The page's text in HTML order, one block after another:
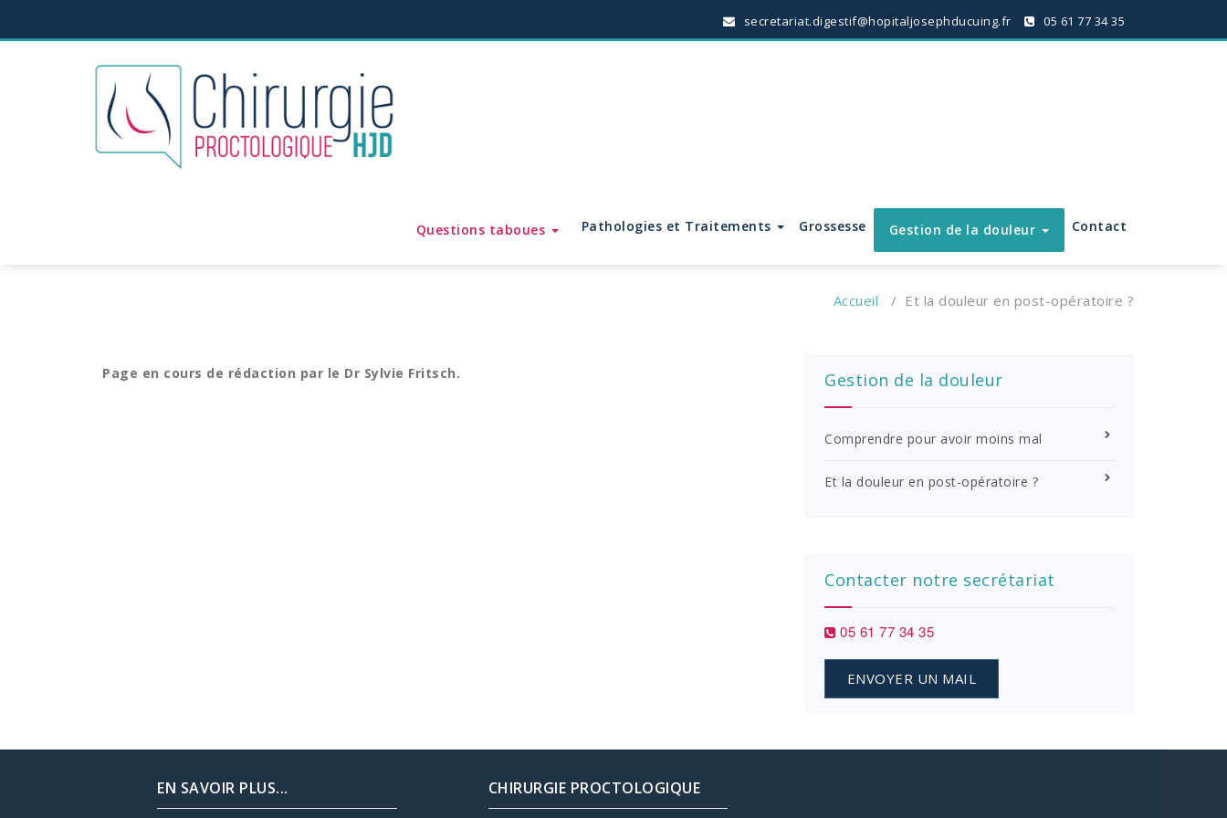
secretariat.digestif@hopitaljosephducuing.fr 05 61 77 34 35
Questions taboues Pathologies et Traitements Grossesse Gestion de la douleur Contact
Accueil / Et la douleur en post-opératoire ?
Page en cours de rédaction par le Dr Sylvie Fritsch. Gestion de la douleur
Comprendre pour avoir moins mal
Et la douleur en post-opératoire ?
Contacter notre secrétariat
05 61 77 34 35
ENVOYER UN MAIL
EN SAVOIR PLUS... CHIRURGIE PROCTOLOGIQUE